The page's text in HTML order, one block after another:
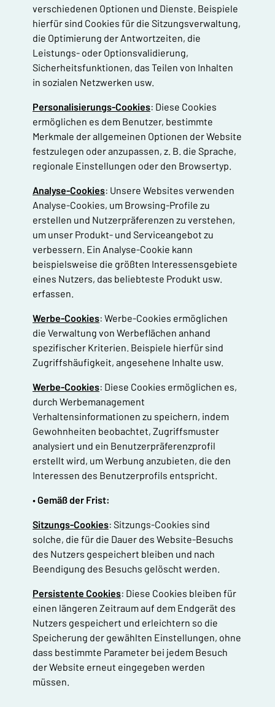
verschiedenen Optionen und Dienste. Beispiele
hierfür sind Cookies für die Sitzungsverwaltung,
die Optimierung der Antwortzeiten, die
Leistungs- oder Optionsvalidierung,
Sicherheitsfunktionen, das Teilen von Inhalten
in sozialen Netzwerken usw.
Personalisierungs-Cookies: Diese Cookies
ermöglichen es dem Benutzer, bestimmte
Merkmale der allgemeinen Optionen der Website
festzulegen oder anzupassen, z. B. die Sprache,
regionale Einstellungen oder den Browsertyp.
Analyse-Cookies: Unsere Websites verwenden
Analyse-Cookies, um Browsing-Profile zu
erstellen und Nutzerpräferenzen zu verstehen,
um unser Produkt- und Serviceangebot zu
verbessern. Ein Analyse-Cookie kann
beispielsweise die größten Interessensgebiete
eines Nutzers, das beliebteste Produkt usw.
erfassen.
Werbe-Cookies: Werbe-Cookies ermöglichen
die Verwaltung von Werbeflächen anhand
spezifischer Kriterien. Beispiele hierfür sind
Zugriffshäufigkeit, angesehene Inhalte usw.
Werbe-Cookies: Diese Cookies ermöglichen es,
durch Werbemanagement
Verhaltensinformationen zu speichern, indem
Gewohnheiten beobachtet, Zugriffsmuster
analysiert und ein Benutzerpräferenzprofil
erstellt wird, um Werbung anzubieten, die den
Interessen des Benutzerprofils entspricht.
•Gemäß der Frist:
Sitzungs-Cookies: Sitzungs-Cookies sind
solche, die für die Dauer des Website-Besuchs
des Nutzers gespeichert bleiben und nach
Beendigung des Besuchs gelöscht werden.
Persistente Cookies: Diese Cookies bleiben für
einen längeren Zeitraum auf dem Endgerät des
Nutzers gespeichert und erleichtern so die
Speicherung der gewählten Einstellungen, ohne
dass bestimmte Parameter bei jedem Besuch
der Website erneut eingegeben werden
müssen.